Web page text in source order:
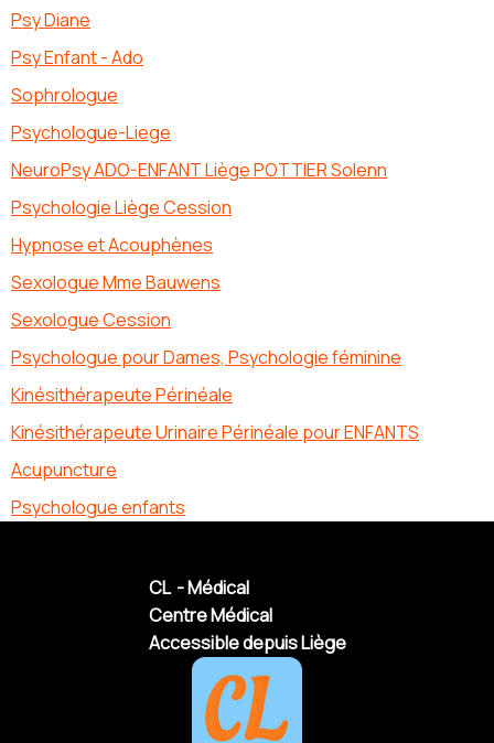
Psy Diane
Psy Enfant - Ado
Sophrologue
Psychologue-Liege
NeuroPsy ADO-ENFANT Liège POTTIER Solenn
Psychologie Liège Cession
Hypnose et Acouphènes
Sexologue Mme Bauwens
Sexologue Cession
Psychologue pour Dames, Psychologie féminine
Kinésithérapeute Périnéale
Kinésithérapeute Urinaire Périnéale pour ENFANTS
Acupuncture
Psychologue enfants
CL - Médical
Centre Médical
Accessible depuis Liège